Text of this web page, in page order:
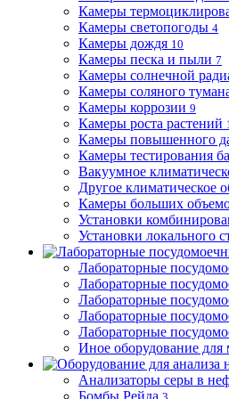
Камеры
Камеры светопогоды 4
Камеры дождя 10
Камеры песка и пыли 7
Камеры солнечной
Камеры соляного
Камеры коррозии 9
Камеры роста растений
Камеры повышенного
Камеры тестирования
Вакуумное
Другое климатическое
Камеры больших
Установки
Установки локального
Лабораторные
Лабораторные
Лабораторные
Лабораторные
Лабораторные
Иное оборудование
Анализаторы серы в
Бомбы Рейда